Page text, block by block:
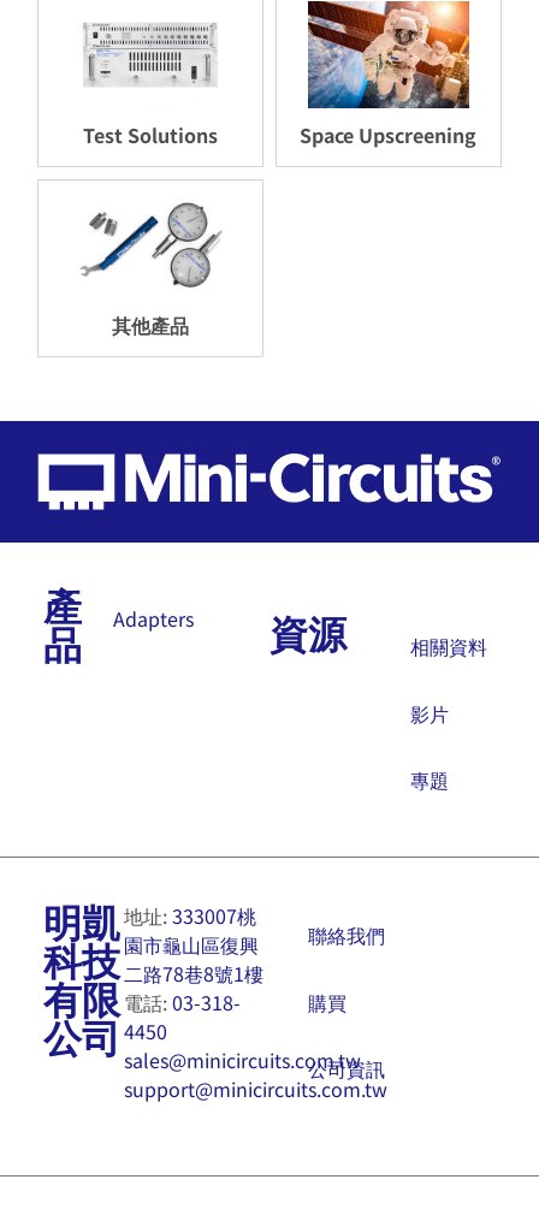
Test Solutions Space Upscreening
其他產品
產
品 Adapters 資源 相關資料
影片
專題
明凱
科技
有限
公司
地址:333007桃
園市龜山區復興
二路78巷8號1樓
電話:03-318-
4450
sales@minicircuits.com.tw
support@minicircuits.com.tw
聯絡我們
購買
公司資訊